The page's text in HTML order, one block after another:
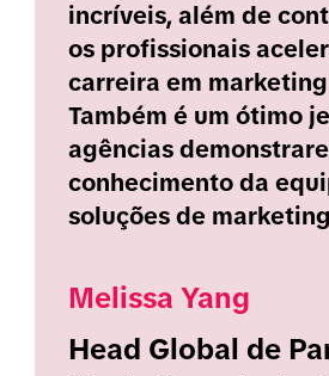
incríveis, além de
os profissionais
carreira em
Também é um ótimo
agências
conhecimento da
soluções de
Melissa Yang
Head Global de